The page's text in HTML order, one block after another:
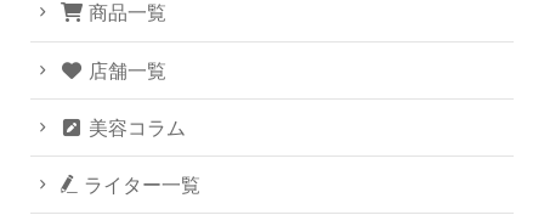
商品一覧
店舗一覧
美容コラム
ライター一覧